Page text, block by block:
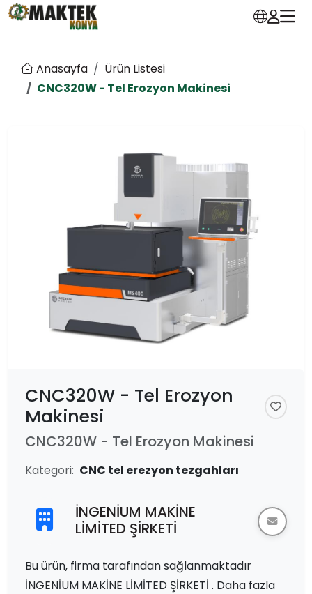
Anasayfa
Ürün Listesi
CNC320W - Tel Erozyon Makinesi
CNC320W - Tel Erozyon
Makinesi
CNC320W - Tel Erozyon Makinesi
Kategori: CNC tel erezyon tezgahları
İNGENİUM MAKİNE
LİMİTED ŞİRKETİ
Bu ürün, firma tarafından sağlanmaktadır
İNGENİUM MAKİNE LİMİTED ŞİRKETİ . Daha fazla